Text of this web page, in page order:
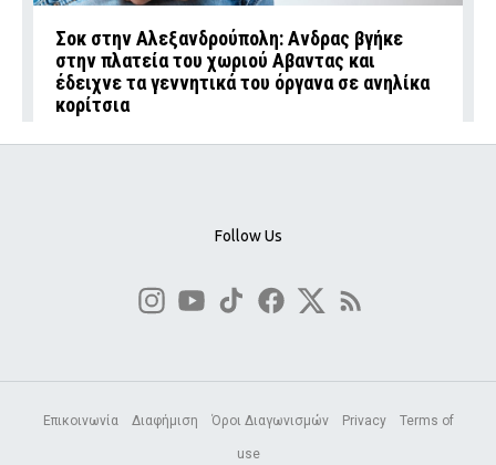
Σοκ στην Αλεξανδρούπολη: Ανδρας βγήκε
στην πλατεία του χωριού Αβαντας και
έδειχνε τα γεννητικά του όργανα σε ανηλίκα
κορίτσια
Follow Us
Επικοινωνία Διαφήμιση Όροι Διαγωνισμών Privacy Terms of
use